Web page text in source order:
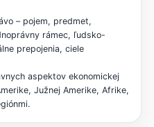
– pojem, predmet,
rámec, ľudsko-
prepojenia, ciele
aspektov ekonomickej
Južnej Amerike, Afrike,